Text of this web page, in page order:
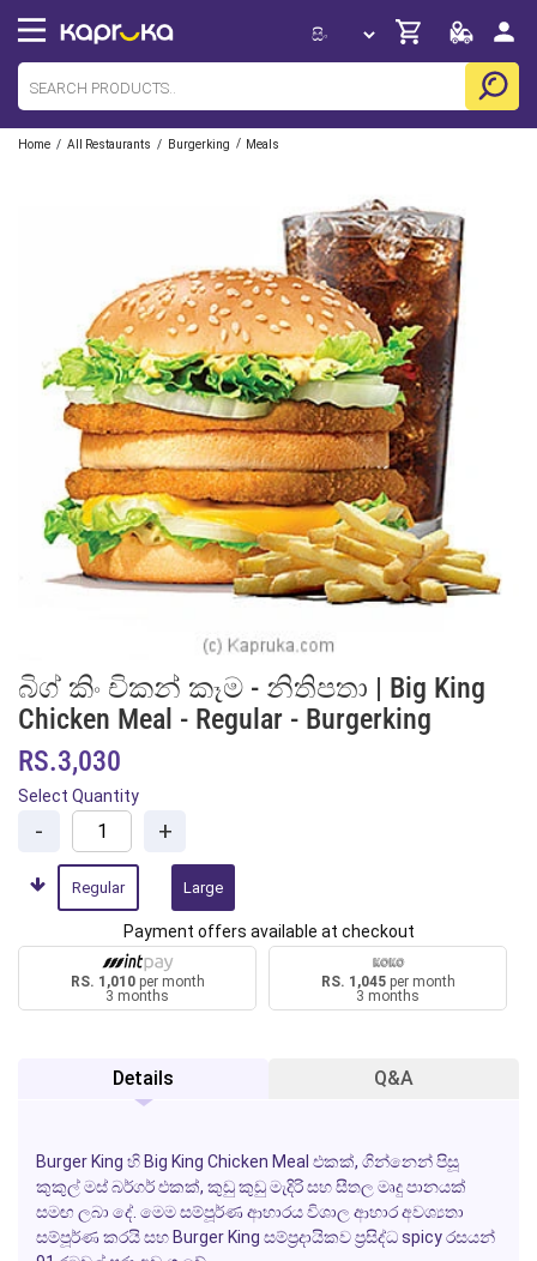
Home / All Restaurants / Burgerking / Meals
බිග් කිං චිකන් කෑම - නිතිපතා | Big King
Chicken Meal - Regular - Burgerking
RS.3,030
Select Quantity
- +
Regular Large
Payment offers available at checkout
RS. 1,010per month
3 months
RS. 1,045per month
3 months
Details Q&A
Burger King හි Big King Chicken Meal එකක්, ගින්නෙන් පිසූ
කුකුල් මස් බර්ගර් එකක්, කුඩු කුඩු මැදිරි සහ සීතල මෘදු පානයක්
සමඟ ලබා දේ. මෙම සම්පූර්ණ ආහාරය විශාල ආහාර අවශ්‍යතා
සම්පූර්ණ කරයි සහ Burger King සම්ප්‍රදායිකව ප්‍රසිද්ධ spicy රසයන්